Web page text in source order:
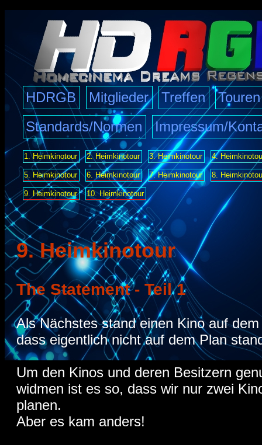
HDRGB Mitglieder Treffen
Touren
Standards/Normen
Impressum/
1. Heimkinotour 2. Heimkinotour 3. Heimkinotour 4.
5. Heimkinotour 6. Heimkinotour 7. Heimkinotour 8.
9. Heimkinotour 10. Heimkinotour
9. Heimkinotour
The Statement - Teil 1
Als Nächstes stand einen Kino auf
dass eigentlich nicht auf dem Plan
Um den Kinos und deren Besitzern
widmen ist es so, dass wir nur zwei
planen.
Aber es kam anders!